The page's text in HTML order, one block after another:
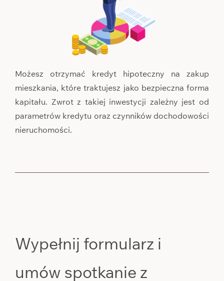
Możesz otrzymać kredyt hipoteczny na zakup
mieszkania, które traktujesz jako bezpieczna forma
kapitału. Zwrot z takiej inwestycji zależny jest od
parametrów kredytu oraz czynników dochodowości
nieruchomości.
Wypełnij formularz i
umów spotkanie z